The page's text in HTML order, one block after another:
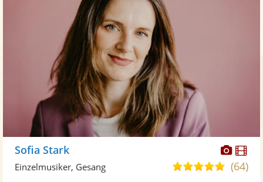
Sofia Stark
5,0(64)
Einzelmusiker, Gesang